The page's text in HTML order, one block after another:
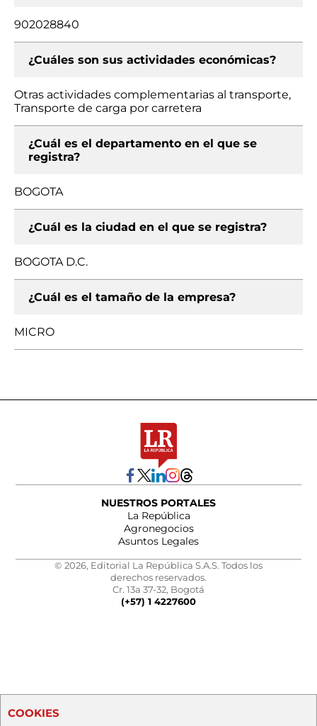
902028840
¿Cuáles son sus actividades económicas?
Otras actividades complementarias al transporte,
Transporte de carga por carretera
¿Cuál es el departamento en el que se
registra?
BOGOTA
¿Cuál es la ciudad en el que se registra?
BOGOTA D.C.
¿Cuál es el tamaño de la empresa?
MICRO
NUESTROS PORTALES
La República
Agronegocios
Asuntos Legales
© 2026, Editorial La República S.A.S. Todos los
derechos reservados.
Cr. 13a 37-32, Bogotá
(+57) 1 4227600
COOKIES